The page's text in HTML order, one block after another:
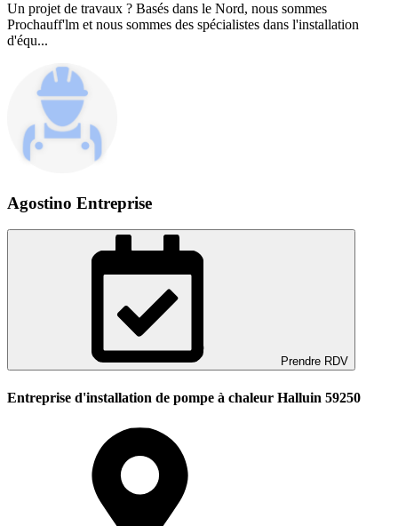
Un projet de travaux ? Basés dans le Nord, nous sommes
Prochauff'lm et nous sommes des spécialistes dans l'installation
d'équ...
Agostino Entreprise
Prendre RDV
Entreprise d'installation de pompe à chaleur Halluin 59250